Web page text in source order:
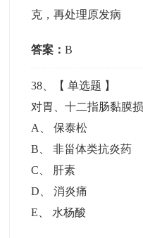
克，再处理原发病
答案：B
38 、【单选题 】
对胃、十二指肠黏膜
A
、保泰松
B 、非甾体类抗炎药
C
肝素
D 、消炎痛
E
水杨酸